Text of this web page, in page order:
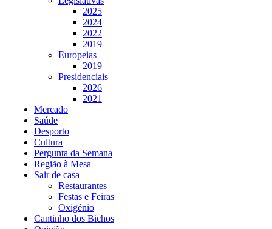
2025
2024
2022
2019
Europeias
2019
Presidenciais
2026
2021
Mercado
Saúde
Desporto
Cultura
Pergunta da Semana
Região à Mesa
Sair de casa
Restaurantes
Festas e Feiras
Oxigénio
Cantinho dos Bichos